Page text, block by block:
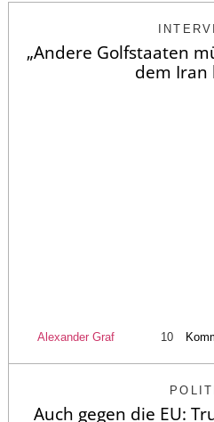
„Andere Golfstaaten
dem Iran
Alexander Graf 10
Auch gegen die EU: